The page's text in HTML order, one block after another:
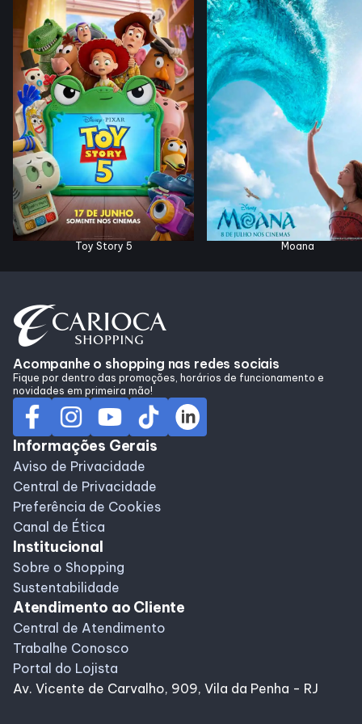
Horários
Entretenimento
Cinema
Fique por dentro
Eventos
Lojas
Alimentação
Programa de benefícios
Toy Story 5 Moana
Acompanhe o shopping nas redes sociais
Fique por dentro das promoções, horários de funcionamento e
novidades em primeira mão!
Informações Gerais
Aviso de Privacidade
Central de Privacidade
Preferência de Cookies
Canal de Ética
Institucional
Sobre o Shopping
Sustentabilidade
Atendimento ao Cliente
Central de Atendimento
Trabalhe Conosco
Portal do Lojista
Av. Vicente de Carvalho, 909, Vila da Penha - RJ